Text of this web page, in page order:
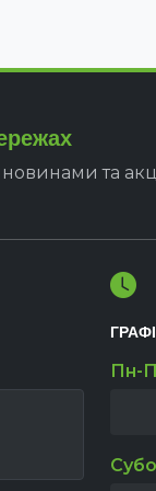
та
Пн-